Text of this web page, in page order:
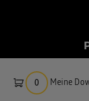
0 Meine